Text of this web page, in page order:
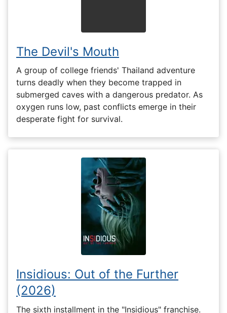
The Devil's Mouth
A group of college friends' Thailand adventure
turns deadly when they become trapped in
submerged caves with a dangerous predator. As
oxygen runs low, past conflicts emerge in their
desperate fight for survival.
Insidious: Out of the Further
(2026)
The sixth installment in the "Insidious" franchise.